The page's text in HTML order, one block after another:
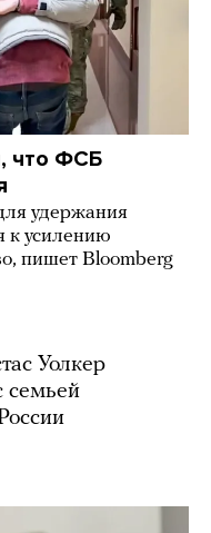
что ФСБ
удержания
к усилению
пишет Bloomberg
Уолкер
семьей